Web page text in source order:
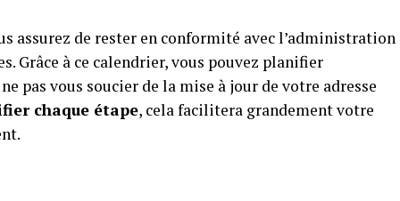
assurez de rester en conformité avec l’administration
Grâce à ce calendrier, vous pouvez planifier
pas vous soucier de la mise à jour de votre adresse
chaque étape, cela facilitera grandement votre